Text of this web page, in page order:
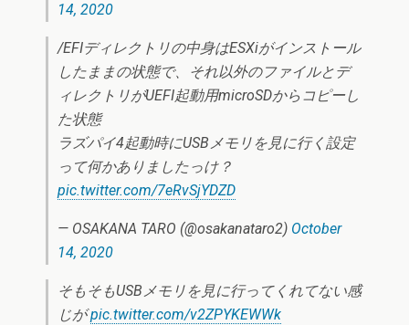
14, 2020
/EFIディレクトリの中身はESXiがインストール
したままの状態で、それ以外のファイルとデ
ィレクトリがUEFI起動用microSDからコピーし
た状態
ラズパイ4起動時にUSBメモリを見に行く設定
って何かありましたっけ？
pic.twitter.com/7eRvSjYDZD
— OSAKANA TARO (@osakanataro2) October
14, 2020
そもそもUSBメモリを見に行ってくれてない感
じがpic.twitter.com/v2ZPYKEWWk